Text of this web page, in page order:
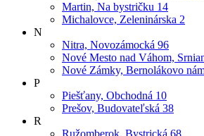
Martin, Na bystričku 14
Michalovce, Zeleninárska 2
N
Nitra, Novozámocká 96
Nové Mesto nad Váhom,
Nové Zámky, Bernolákovo
P
Piešťany, Obchodná 10
Prešov, Budovateľská 38
R